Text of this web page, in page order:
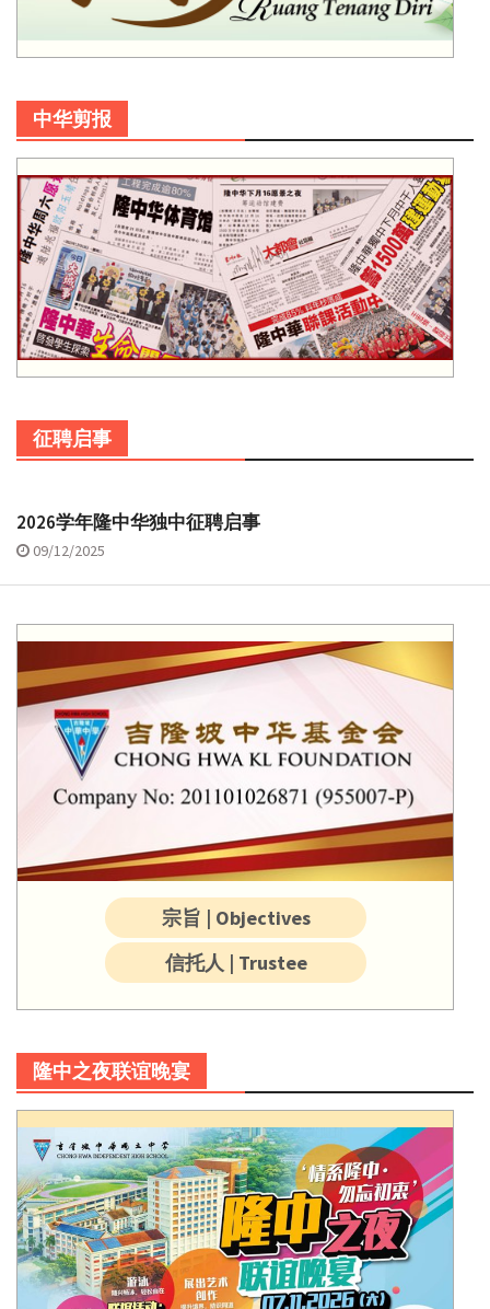
中华剪报
征聘启事
2026学年隆中华独中征聘启事
09/12/2025
宗旨 | Objectives
信托人 | Trustee
隆中之夜联谊晚宴